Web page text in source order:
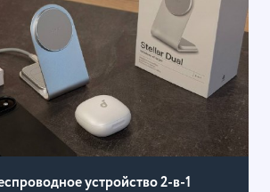
устройство 2-в-1